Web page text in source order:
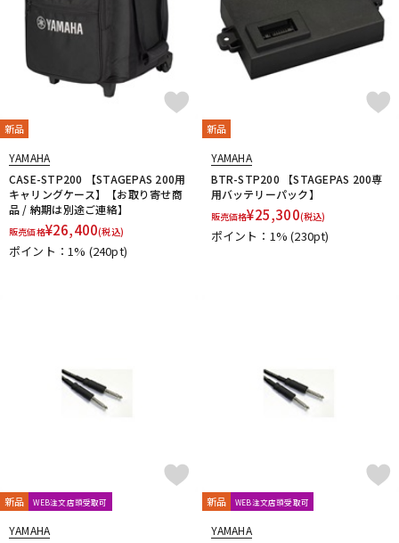
新品
YAMAHA
CASE-STP200 【STAGEPAS 200用
キャリングケース】【お取り寄せ商
品 / 納期は別途ご連絡】
販売価格¥26,400(税込)
ポイント：1% (240pt)
新品
YAMAHA
BTR-STP200 【STAGEPAS 200専
用バッテリーパック】
販売価格¥25,300(税込)
ポイント：1%(230pt)
新品 WEB注文店頭受取可
YAMAHA
新品 WEB注文店頭受取可
YAMAHA